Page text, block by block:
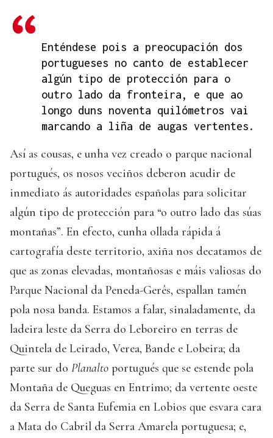
Enténdese pois a preocupación dos
portugueses no canto de establecer
algún tipo de protección para o
outro lado da fronteira, e que ao
longo duns noventa quilómetros vai
marcando a liña de augas vertentes.
Así as cousas, e unha vez creado o parque nacional
portugués, os nosos veciños deberon acudir de
inmediato ás autoridades españolas para solicitar
algún tipo de protección para “o outro lado das súas
montañas”. En efecto, cunha ollada rápida á
cartografía deste territorio, axiña nos decatamos de
que as zonas elevadas, montañosas e máis valiosas do
Parque Nacional da Peneda-Gerês, espallan tamén
pola nosa banda. Estamos a falar, sinaladamente, da
ladeira leste da Serra do Leboreiro en terras de
Quintela de Leirado, Verea, Bande e Lobeira; da
parte sur do Planalto portugués que se estende pola
Montaña de Queguas en Entrimo; da vertente oeste
da Serra de Santa Eufemia en Lobios que esvara cara
a Mata do Cabril da Serra Amarela portuguesa; e,